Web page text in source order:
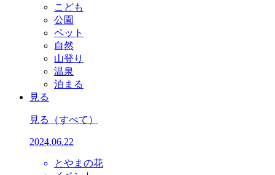
こども
公園
ペット
自然
山登り
温泉
泊まる
見る
見る （すべて）
2024.06.22
とやまの花